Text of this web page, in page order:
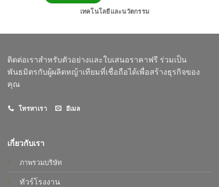
เทคโนโลยีและนวัตกรรม
ติดต่อเราสำหรับตัวอย่างและใบเสนอราคาฟรี ร่วมเป็น
พันธมิตรกับผู้ผลิตหญ้าเทียมที่เชื่อถือได้เพื่อสร้างธุรกิจของ
คุณ
โทรหาเรา อีเมล
เกี่ยวกับเรา
ภาพรวมบริษัท
ทัวร์โรงงาน